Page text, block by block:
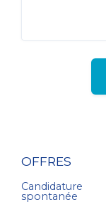
OFFRES
Candidature
spontanée